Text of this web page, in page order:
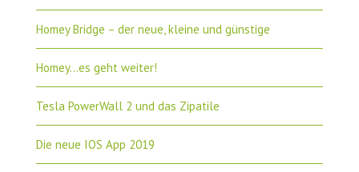
Homey Bridge – der neue, kleine und günstige
Homey…es geht weiter!
Tesla PowerWall 2 und das Zipatile
Die neue IOS App 2019